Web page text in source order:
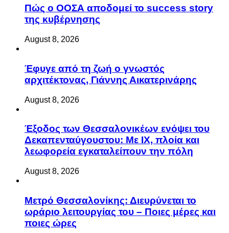
Πώς ο ΟΟΣΑ αποδομεί το success story
της κυβέρνησης
August 8, 2026
Έφυγε από τη ζωή ο γνωστός
αρχιτέκτονας, Γιάννης Αικατερινάρης
August 8, 2026
Έξοδος των Θεσσαλονικέων ενόψει του
Δεκαπενταύγουστου: Με ΙΧ, πλοία και
λεωφορεία εγκαταλείπουν την πόλη
August 8, 2026
Μετρό Θεσσαλονίκης: Διευρύνεται το
ωράριο λειτουργίας του – Ποιες μέρες και
ποιες ώρες